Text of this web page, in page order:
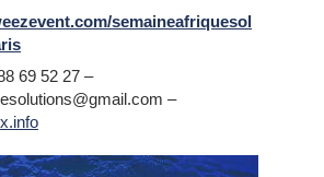
semaineafriquesol
69 52 27 –
–